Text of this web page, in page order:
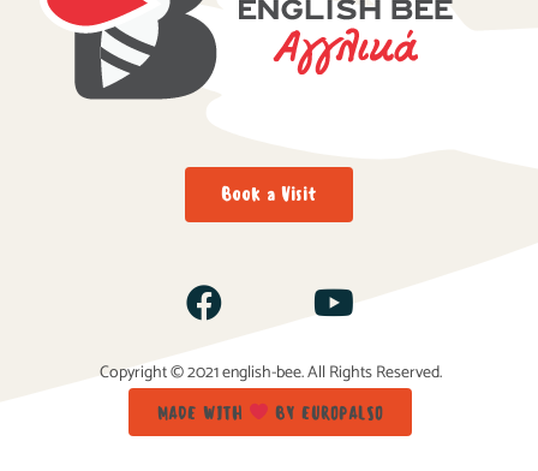
Book a Visit
Copyright © 2021 english-bee. All Rights Reserved.
MADE WITH BY EUROPALSO